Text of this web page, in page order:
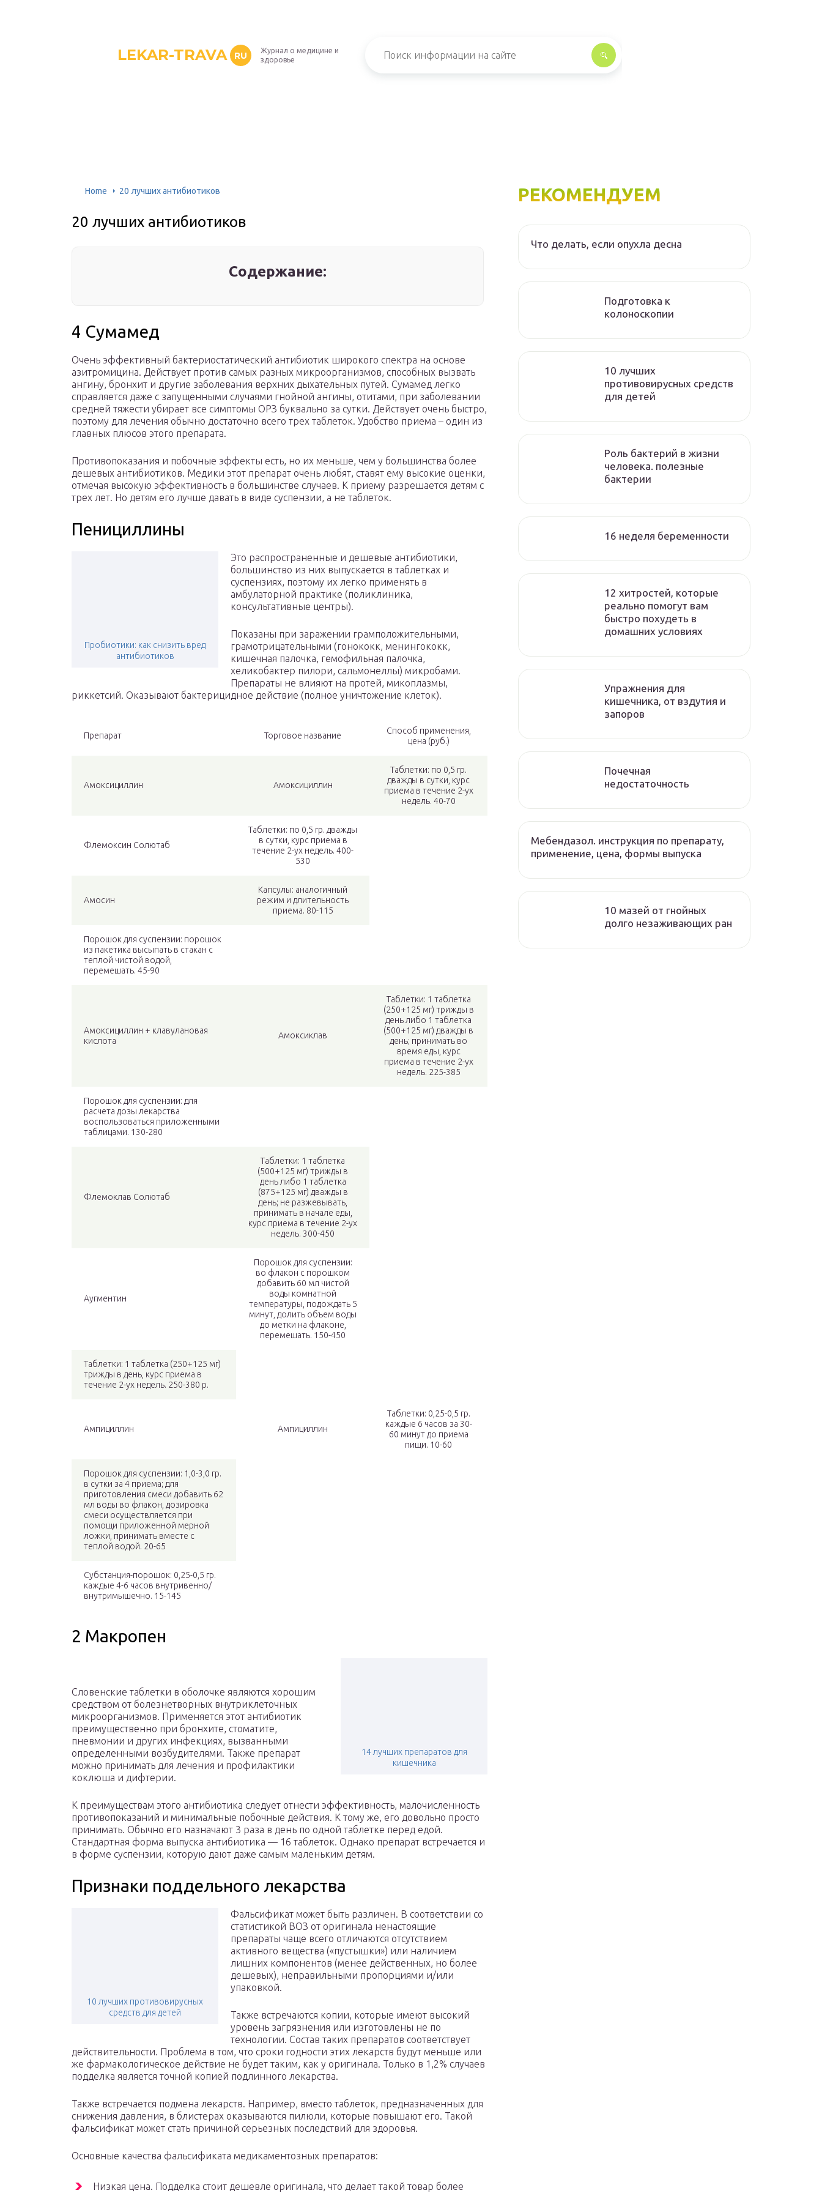
LEKAR-TRAVA RU
Журнал о медицине и
здоровье
Home 20 лучших антибиотиков
20 лучших антибиотиков
Содержание:
4 Сумамед
Очень эффективный бактериостатический антибиотик широкого спектра на основе
азитромицина. Действует против самых разных микроорганизмов, способных вызвать
ангину, бронхит и другие заболевания верхних дыхательных путей. Сумамед легко
справляется даже с запущенными случаями гнойной ангины, отитами, при заболевании
средней тяжести убирает все симптомы ОРЗ буквально за сутки. Действует очень быстро,
поэтому для лечения обычно достаточно всего трех таблеток. Удобство приема – один из
главных плюсов этого препарата.
Противопоказания и побочные эффекты есть, но их меньше, чем у большинства более
дешевых антибиотиков. Медики этот препарат очень любят, ставят ему высокие оценки,
отмечая высокую эффективность в большинстве случаев. К приему разрешается детям с
трех лет. Но детям его лучше давать в виде суспензии, а не таблеток.
Пенициллины
Пробиотики: как снизить вред
антибиотиков
Это распространенные и дешевые антибиотики,
большинство из них выпускается в таблетках и
суспензиях, поэтому их легко применять в
амбулаторной практике (поликлиника,
консультативные центры).
Показаны при заражении грамположительными,
грамотрицательными (гонококк, менингококк,
кишечная палочка, гемофильная палочка,
хеликобактер пилори, сальмонеллы) микробами.
Препараты не влияют на протей, микоплазмы,
риккетсий. Оказывают бактерицидное действие (полное уничтожение клеток).
Препарат Торговое название
Способ применения,
цена (руб.)
Амокси­­циллин Амокс­и­циллин
Таблетки: по 0,5 гр.
дважды в сутки, курс
приема в течение 2-ух
недель. 40-70
Флемоксин Солютаб
Таблетки: по 0,5 гр. дважды
в сутки, курс приема в
течение 2-ух недель. 400-
530
Амосин
Капсулы: аналогичный
режим и длительность
приема. 80-115
Порошок для суспензии: порошок
из пакетика высыпать в стакан с
теплой чистой водой,
перемешать. 45-90
Амоксициллин + клавулановая
кислота
Амоксиклав
Таблетки: 1 таблетка
(250+125 мг) трижды в
день либо 1 таблетка
(500+125 мг) дважды в
день; принимать во
время еды, курс
приема в течение 2-ух
недель. 225-385
Порошок для суспензии: для
расчета дозы лекарства
воспользоваться приложенными
таблицами. 130-280
Флемоклав Солютаб
Таблетки: 1 таблетка
(500+125 мг) трижды в
день либо 1 таблетка
(875+125 мг) дважды в
день; не разжевывать,
принимать в начале еды,
курс приема в течение 2-ух
недель. 300-450
Аугментин
Порошок для суспензии:
во флакон с порошком
добавить 60 мл чистой
воды комнатной
температуры, подождать 5
минут, долить объем воды
до метки на флаконе,
перемешать. 150-450
Таблетки: 1 таблетка (250+125 мг)
трижды в день, курс приема в
течение 2-ух недель. 250-380 р.
Ампициллин Ампициллин
Таблетки: 0,25-0,5 гр.
каждые 6 часов за 30-
60 минут до приема
пищи. 10-60
Порошок для суспензии: 1,0-3,0 гр.
в сутки за 4 приема; для
приготовления смеси добавить 62
мл воды во флакон, дозировка
смеси осуществляется при
помощи приложенной мерной
ложки, принимать вместе с
теплой водой. 20-65
Субстанция-порошок: 0,25-0,5 гр.
каждые 4-6 часов внутривенно/
внутримышечно. 15-145
2 Макропен
14 лучших препаратов для
кишечника
Словенские таблетки в оболочке являются хорошим
средством от болезнетворных внутриклеточных
микроорганизмов. Применяется этот антибиотик
преимущественно при бронхите, стоматите,
пневмонии и других инфекциях, вызванными
определенными возбудителями. Также препарат
можно принимать для лечения и профилактики
коклюша и дифтерии.
К преимуществам этого антибиотика следует отнести эффективность, малочисленность
противопоказаний и минимальные побочные действия. К тому же, его довольно просто
принимать. Обычно его назначают 3 раза в день по одной таблетке перед едой.
Стандартная форма выпуска антибиотика — 16 таблеток. Однако препарат встречается и
в форме суспензии, которую дают даже самым маленьким детям.
Признаки поддельного лекарства
10 лучших противовирусных
средств для детей
Фальсификат может быть различен. В соответствии со
статистикой ВОЗ от оригинала ненастоящие
препараты чаще всего отличаются отсутствием
активного вещества («пустышки») или наличием
лишних компонентов (менее действенных, но более
дешевых), неправильными пропорциями и/или
упаковкой.
Также встречаются копии, которые имеют высокий
уровень загрязнения или изготовлены не по
технологии. Состав таких препаратов соответствует
действительности. Проблема в том, что сроки годности этих лекарств будут меньше или
же фармакологическое действие не будет таким, как у оригинала. Только в 1,2% случаев
подделка является точной копией подлинного лекарства.
Также встречается подмена лекарств. Например, вместо таблеток, предназначенных для
снижения давления, в блистерах оказываются пилюли, которые повышают его. Такой
фальсификат может стать причиной серьезных последствий для здоровья.
Основные качества фальсификата медикаментозных препаратов:
Низкая цена. Подделка стоит дешевле оригинала, что делает такой товар более
РЕКОМЕНДУЕМ
Что делать, если опухла десна
Подготовка к
колоноскопии
10 лучших
противовирусных средств
для детей
Роль бактерий в жизни
человека. полезные
бактерии
16 неделя беременности
12 хитростей, которые
реально помогут вам
быстро похудеть в
домашних условиях
Упражнения для
кишечника, от вздутия и
запоров
Почечная
недостаточность
Мебендазол. инструкция по препарату,
применение, цена, формы выпуска
10 мазей от гнойных
долго незаживающих ран